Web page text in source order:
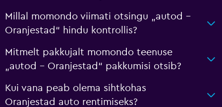
Millal momondo viimati otsingu „autod –
Oranjestad“ hindu kontrollis?
Mitmelt pakkujalt momondo teenuse
„autod – Oranjestad“ pakkumisi otsib?
Kui vana peab olema sihtkohas
Oranjestad auto rentimiseks?